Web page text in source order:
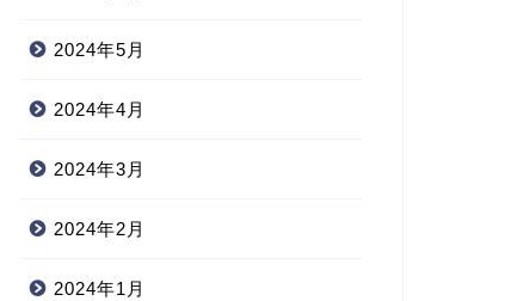
2024年5月
2024年4月
2024年3月
2024年2月
2024年1月